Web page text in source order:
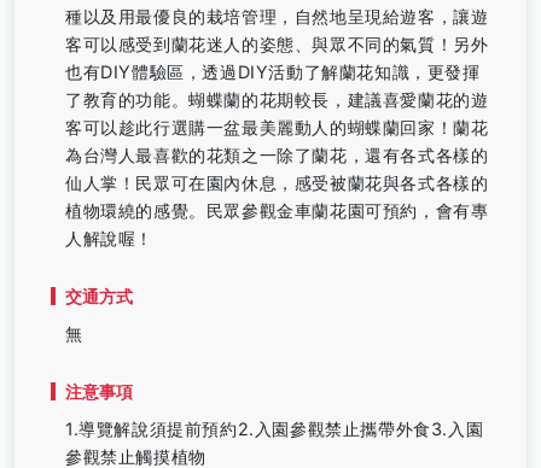
種以及用最優良的栽培管理，自然地呈現給遊客，讓遊
客可以感受到蘭花迷人的姿態、與眾不同的氣質！另外
也有DIY體驗區，透過DIY活動了解蘭花知識，更發揮
了教育的功能。蝴蝶蘭的花期較長，建議喜愛蘭花的遊
客可以趁此行選購一盆最美麗動人的蝴蝶蘭回家！蘭花
為台灣人最喜歡的花類之一除了蘭花，還有各式各樣的
仙人掌！民眾可在園內休息，感受被蘭花與各式各樣的
植物環繞的感覺。民眾參觀金車蘭花園可預約，會有專
人解說喔！
交通方式
無
注意事項
1.導覽解說須提前預約2.入園參觀禁止攜帶外食3.入園
參觀禁止觸摸植物